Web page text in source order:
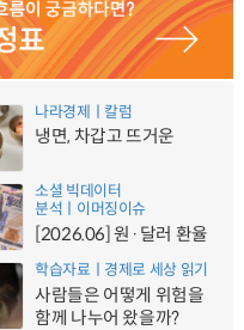
나라경제ㅣ칼럼
냉면, 차갑고 뜨거운
소셜 빅데이터
분석ㅣ이머징이슈
[2026.06] 원·달러 환율
학습자료ㅣ경제로 세상 읽기
사람들은 어떻게 위험을
함께 나누어 왔을까?